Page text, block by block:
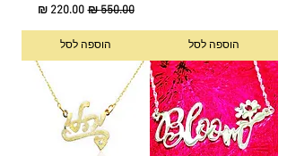
הוספה לסל
מחיר רגיל‏550.00 ‏₪ מחיר מבצע‏220.00 ‏₪
הוספה לסל